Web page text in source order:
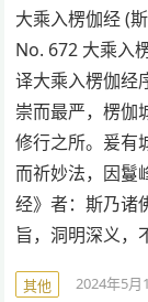
大乘入楞伽经 (
No. 672 大乘
译大乘入楞
崇而最严，楞伽
修行之所。爰有
而祈妙法，因鬘
经》者：斯乃诸
旨，洞明深义，
其他 2024年5月